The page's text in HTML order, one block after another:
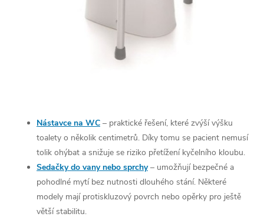
Nástavce na WC – praktické řešení, které zvýší výšku
toalety o několik centimetrů. Díky tomu se pacient nemusí
tolik ohýbat a snižuje se riziko přetížení kyčelního kloubu.
Sedačky do vany nebo sprchy– umožňují bezpečné a
pohodlné mytí bez nutnosti dlouhého stání. Některé
modely mají protiskluzový povrch nebo opěrky pro ještě
větší stabilitu.